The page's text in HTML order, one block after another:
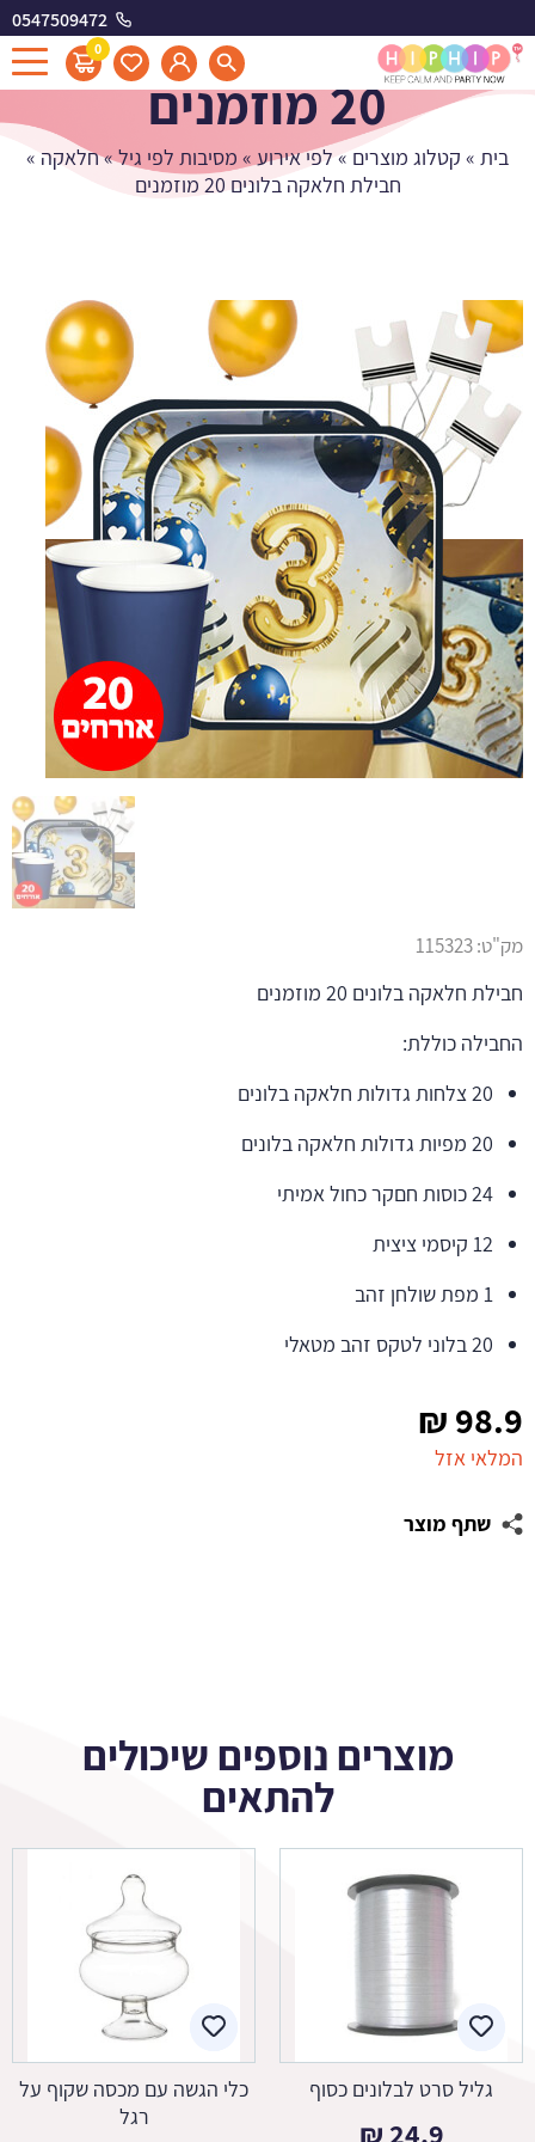
0547509472
0
חבילת חלאקה בלונים
20 מוזמנים
בית » קטלוג מוצרים » לפי אירוע » מסיבות לפי גיל»חלאקה »
חבילת חלאקה בלונים 20 מוזמנים
98.9
₪
המלאי אזל
שתף מוצר
מק"ט:115323
חבילת חלאקה בלונים 20 מוזמנים
החבילה כוללת:
20 צלחות גדולות חלאקה בלונים
20 מפיות גדולות חלאקה בלונים
24 כוסות חםקר כחול אמיתי
12 קיסמי ציצית
1 מפת שולחן זהב
20 בלוני לטקס זהב מטאלי
מוצרים נוספים שיכולים
להתאים
גליל סרט לבלונים כסוף
24.9
₪
כלי הגשה עם מכסה שקוף על
רגל